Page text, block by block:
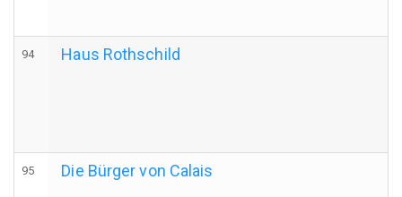
94 Haus Rothschild
95 Die Bürger von Calais